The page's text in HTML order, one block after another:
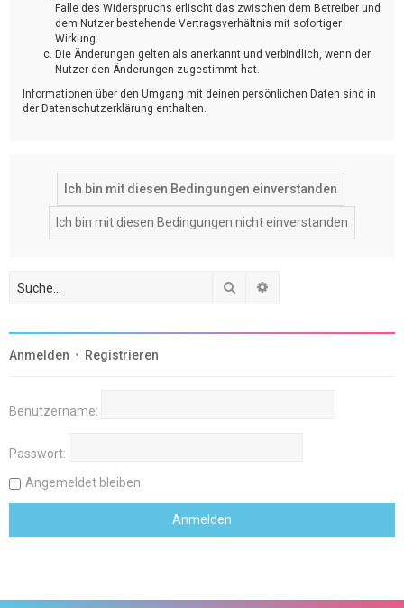
Falle des Widerspruchs erlischt das zwischen dem Betreiber und
dem Nutzer bestehende Vertragsverhältnis mit sofortiger
Wirkung.
Die Änderungen gelten als anerkannt und verbindlich, wenn der
Nutzer den Änderungen zugestimmt hat.
Informationen über den Umgang mit deinen persönlichen Daten sind in
der Datenschutzerklärung enthalten.
Suche
Anmelden • Registrieren
Benutzername:
Passwort:
Angemeldet bleiben